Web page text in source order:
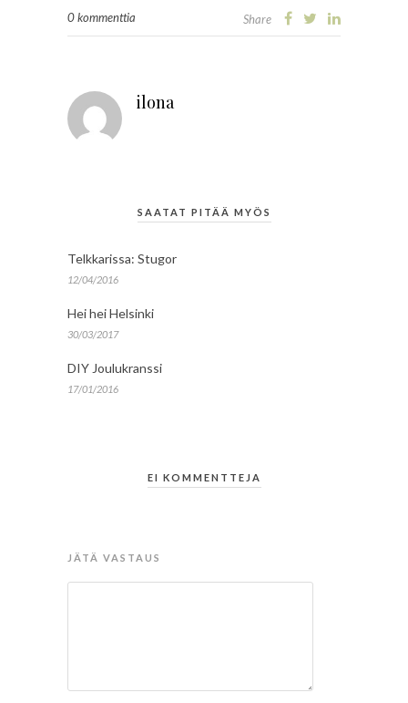
0 kommenttia Share
ilona
SAATAT PITÄÄ MYÖS
Telkkarissa: Stugor
12/04/2016
Hei hei Helsinki
30/03/2017
DIY Joulukranssi
17/01/2016
EI KOMMENTTEJA
JÄTÄ VASTAUS